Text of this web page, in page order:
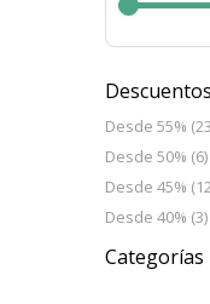
Descuentos
Desde 55%
Desde 50% (6)
Desde 45%
Desde 40% (3)
Categorías